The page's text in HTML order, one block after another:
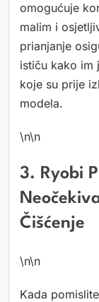
omogućuje
malim i
prianjanje
ističu kako im
koje su prije
modela.
\n\n
3. Ryobi
Čišćenje
\n\n
Kada